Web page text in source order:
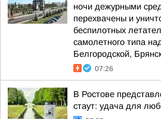
ночи дежурными
перехвачены и
беспилотных
самолетного типа
Белгородской,
07:26
В Ростове
стаут: удача для